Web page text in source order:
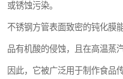
或锈蚀污染。
不锈钢方管表面致密的钝化膜
品有机酸的侵蚀，且在高温蒸
因此，它被广泛用于制作食品